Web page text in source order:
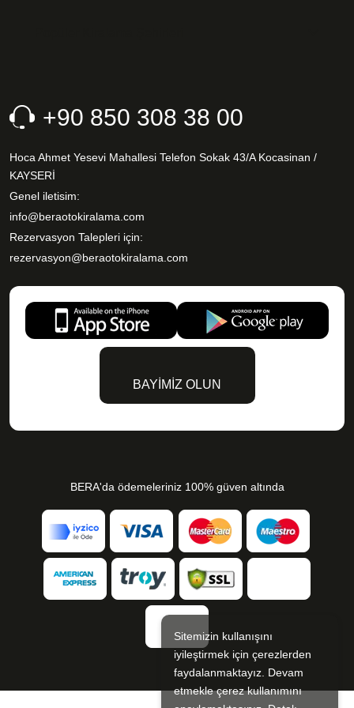
+90 850 308 38 00
Hoca Ahmet Yesevi Mahallesi Telefon Sokak 43/A Kocasinan /
KAYSERİ
Genel iletisim:
info@beraotokiralama.com
Rezervasyon Talepleri için:
rezervasyon@beraotokiralama.com
BAYİMİZ OLUN
BERA'da ödemeleriniz 100% güven altında
Sitemizin kullanışını
iyileştirmek için çerezlerden
faydalanmaktayız. Devam
etmekle çerez kullanımını